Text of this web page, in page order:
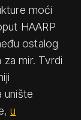
moći
HAARP
ostalog
za mir. Tvrdi
unište
u